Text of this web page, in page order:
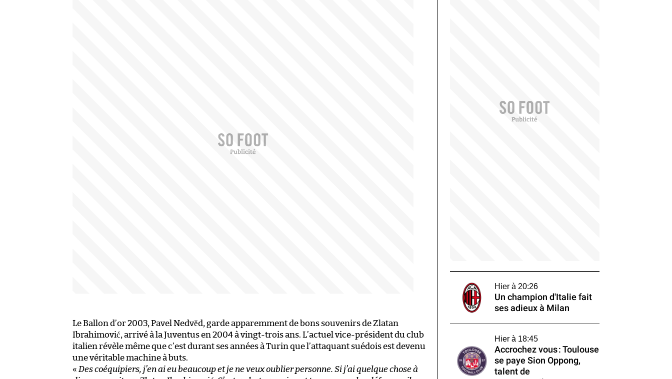
Le Ballon d’or 2003, Pavel Nedvěd, garde apparemment de bons souvenirs de Zlatan
Ibrahimović, arrivé à la Juventus en 2004 à vingt-trois ans. L’actuel vice-président du club
italien révèle même que c’est durant ses années à Turin que l’attaquant suédois est devenu
une véritable machine à buts.
« Des coéquipiers, j’en ai eu beaucoup et je ne veux oublier personne. Si j’ai quelque chose à
Hier à 20:26
Un champion d'Italie fait
ses adieux à Milan
Hier à 18:45
Accrochez vous : Toulouse
se paye Sion Oppong,
talent de